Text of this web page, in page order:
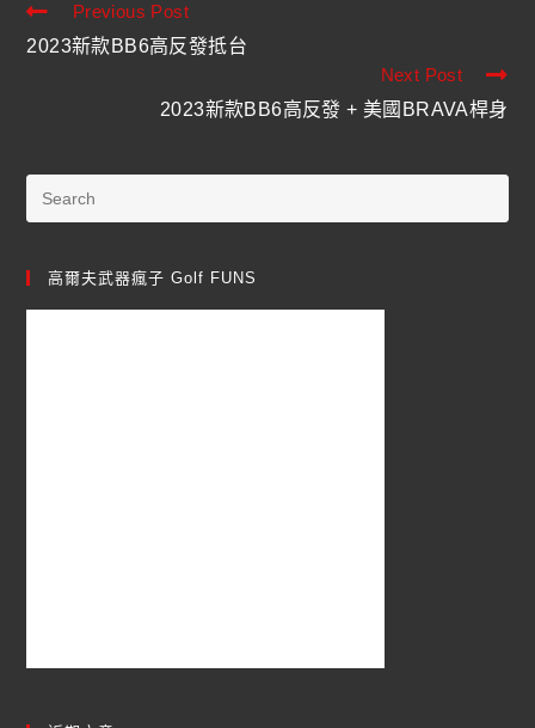
Previous Post
2023新款BB6高反發抵台
Next Post
2023新款BB6高反發 + 美國BRAVA桿身
高爾夫武器瘋子 Golf FUNS